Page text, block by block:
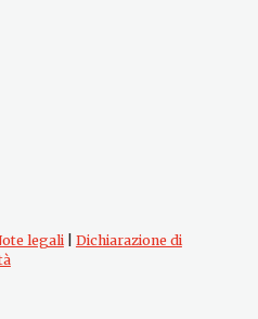
legali| Dichiarazione di